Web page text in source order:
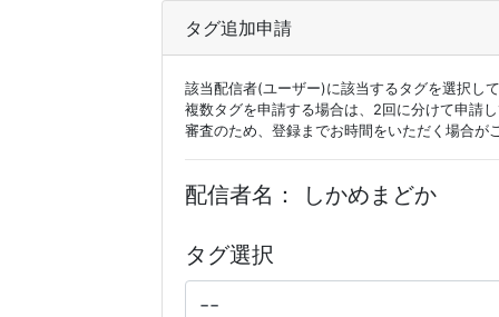
タグ追加申請
該当配信者(ユーザー)に該当するタグを選択し
複数タグを申請する場合は、2回に分けて申請
審査のため、登録までお時間をいただく場合が
配信者名： しかめまどか
タグ選択